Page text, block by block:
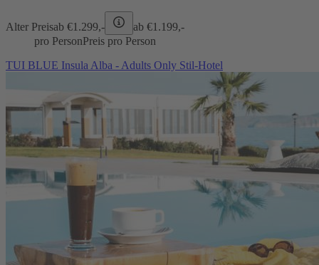
Alter Preisab €1.299,- ab €1.199,-
pro PersonPreis pro Person
TUI BLUE Insula Alba - Adults Only Stil-Hotel